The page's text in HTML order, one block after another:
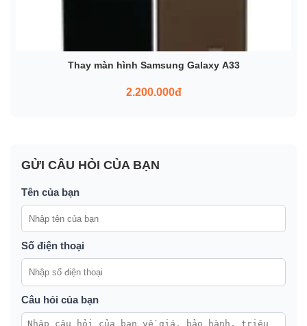
Thay màn hình Samsung Galaxy A33
2.200.000đ
GỬI CÂU HỎI CỦA BẠN
Tên của bạn
Số điện thoại
Câu hỏi của bạn